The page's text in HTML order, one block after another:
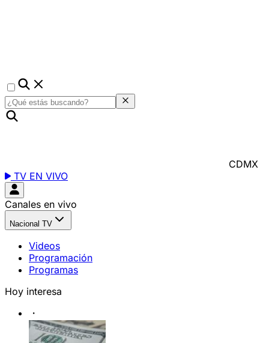
CDMX
TV EN VIVO
Canales en vivo
Nacional TV
Videos
Programación
Programas
Hoy interesa